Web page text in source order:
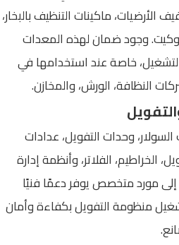
الأرضيات، ماكينات التنظيف بالبخار،
وجود ضمان لهذه المعدات
خاصة عند استخدامها في
النظافة، الورش، والمخازن.
وحدات التفويل، عدادات
الفلاتر، وأنظمة إدارة
مورد متخصص يوفر دعمًا فنيًا
منظومة التفويل بكفاءة وأمان